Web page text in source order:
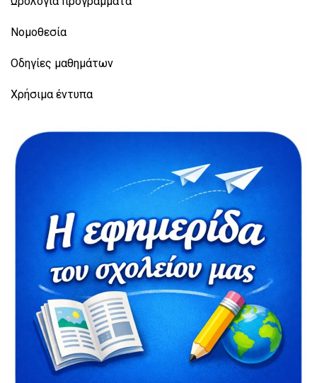
Νομοθεσία
Οδηγίες μαθημάτων
Χρήσιμα έντυπα